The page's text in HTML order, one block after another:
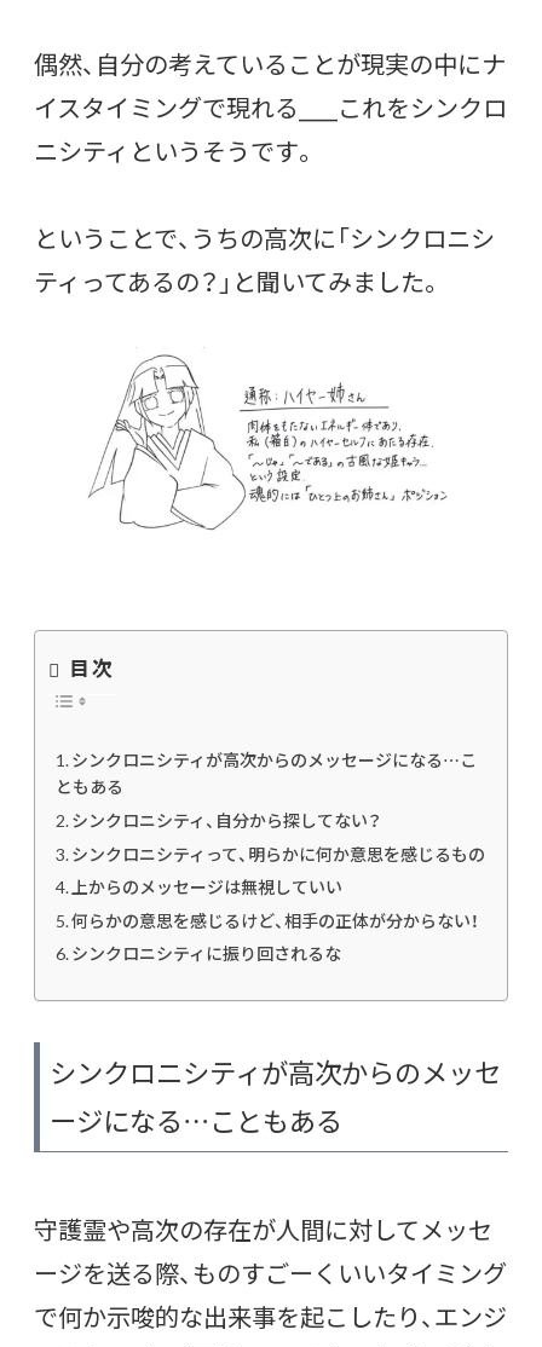
偶然、自分の考えていることが現実の中にナ
イスタイミングで現れる____これをシンクロ
ニシティというそうです。
ということで、うちの高次に「シンクロニシ
ティってあるの？」と聞いてみました。
目次
シンクロニシティが高次からのメッセージになる…こ
ともある
シンクロニシティ、自分から探してない？
シンクロニシティって、明らかに何か意思を感じるもの
上からのメッセージは無視していい
何らかの意思を感じるけど、相手の正体が分からない！
シンクロニシティに振り回されるな
シンクロニシティが高次からのメッセ
ージになる…こともある
守護霊や高次の存在が人間に対してメッセ
ージを送る際、ものすごーくいいタイミング
で何か示唆的な出来事を起こしたり、エンジ